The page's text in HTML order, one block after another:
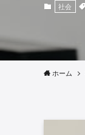
社会
ホーム